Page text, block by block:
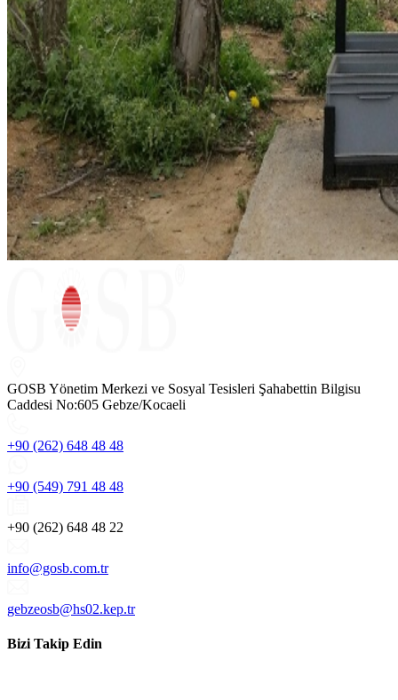
GOSB Yönetim Merkezi ve Sosyal Tesisleri Şahabettin Bilgisu
Caddesi No:605 Gebze/Kocaeli
+90 (262) 648 48 48
+90 (549) 791 48 48
+90 (262) 648 48 22
info@gosb.com.tr
gebzeosb@hs02.kep.tr
Bizi Takip Edin